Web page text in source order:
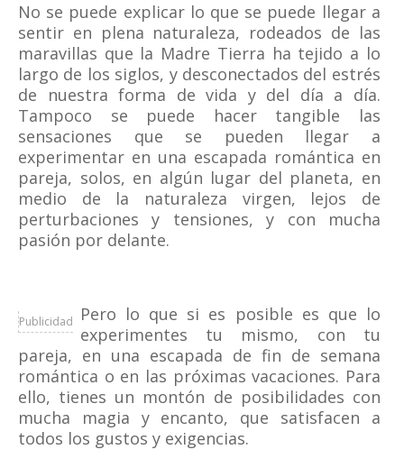
No se puede explicar lo que se puede llegar a
sentir en plena naturaleza, rodeados de las
maravillas que la Madre Tierra ha tejido a lo
largo de los siglos, y desconectados del estrés
de nuestra forma de vida y del día a día.
Tampoco se puede hacer tangible las
sensaciones que se pueden llegar a
experimentar en una escapada romántica en
pareja, solos, en algún lugar del planeta, en
medio de la naturaleza virgen, lejos de
perturbaciones y tensiones, y con mucha
pasión por delante.
Publicidad
Pero lo que si es posible es que lo
experimentes tu mismo, con tu
pareja, en una escapada de fin de semana
romántica o en las próximas vacaciones. Para
ello, tienes un montón de posibilidades con
mucha magia y encanto, que satisfacen a
todos los gustos y exigencias.